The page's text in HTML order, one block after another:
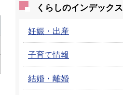
くらしのインデックス
妊娠・出産
子育て情報
結婚・離婚